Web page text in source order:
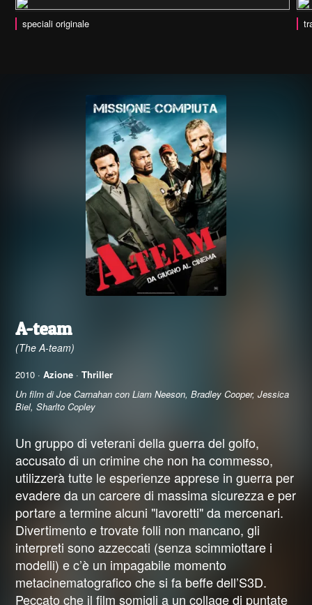
speciali originale
A-team
(The A-team)
2010 · Azione ·Thriller
Un film di Joe Carnahan con Liam Neeson, Bradley Cooper, Jessica
Biel, Sharlto Copley
Un gruppo di veterani della guerra del golfo,
accusato di un crimine che non ha commesso,
utilizzerà tutte le esperienze apprese in guerra per
evadere da un carcere di massima sicurezza e per
portare a termine alcuni "lavoretti" da mercenari.
Divertimento e trovate folli non mancano, gli
interpreti sono azzeccati (senza scimmiottare i
modelli) e c’è un impagabile momento
metacinematografico che si fa beffe dell’S3D.
Peccato che il film somigli a un collage di puntate